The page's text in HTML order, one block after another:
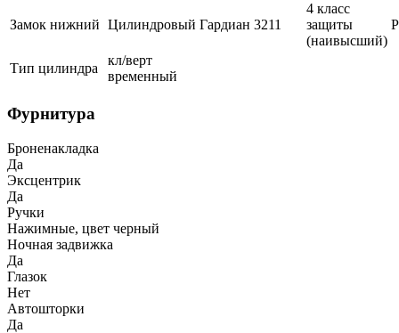
Замок нижний Цилиндровый Гардиан 3211
4 класс
защиты
(наивысший)
Тип цилиндра
кл/верт
временный
Фурнитура
Броненакладка
Да
Эксцентрик
Да
Ручки
Нажимные, цвет черный
Ночная задвижка
Да
Глазок
Нет
Автошторки
Да